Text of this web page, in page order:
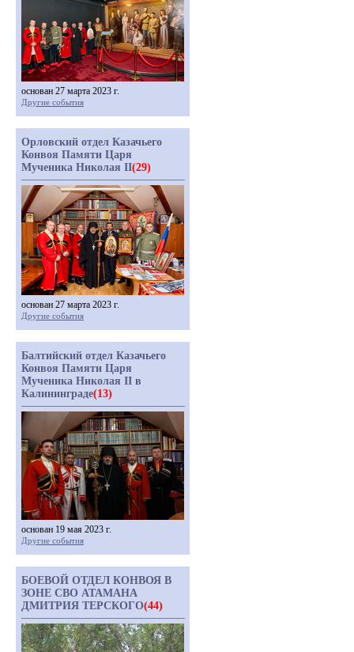
основан 27 марта 2023 г.
Другие события
Орловский отдел Казачьего
Конвоя Памяти Царя
Мученика Николая II(29)
основан 27 марта 2023 г.
Другие события
Балтийский отдел Казачьего
Конвоя Памяти Царя
Мученика Николая II в
Калининграде(13)
основан 19 мая 2023 г.
Другие события
БОЕВОЙ ОТДЕЛ КОНВОЯ В
ЗОНЕ СВО АТАМАНА
ДМИТРИЯ ТЕРСКОГО(44)